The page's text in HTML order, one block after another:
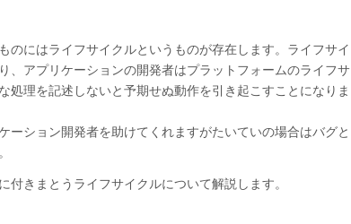
のにはライフサイクルというものが存在します。ライフサイ
、アプリケーションの開発者はプラットフォームのライフサ
処理を記述しないと予期せぬ動作を引き起こすことになりま
ーション開発者を助けてくれますがたいていの場合はバグと
付きまとうライフサイクルについて解説します。